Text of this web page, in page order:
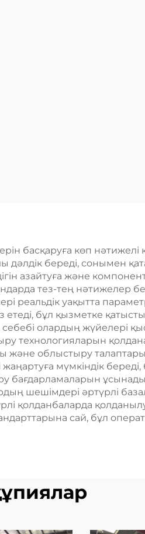
басқаруға көп
береді, сонымен
азайтуға және
тез-тең нәтижелер
реальдік уақытта
бұл қызметке
олардың жүйелері
технологияларын
және облыстыру
мүмкіндік береді,
бағдарламаларын
шешімдері әртүрлі
қолданбаларда
сай, бұл